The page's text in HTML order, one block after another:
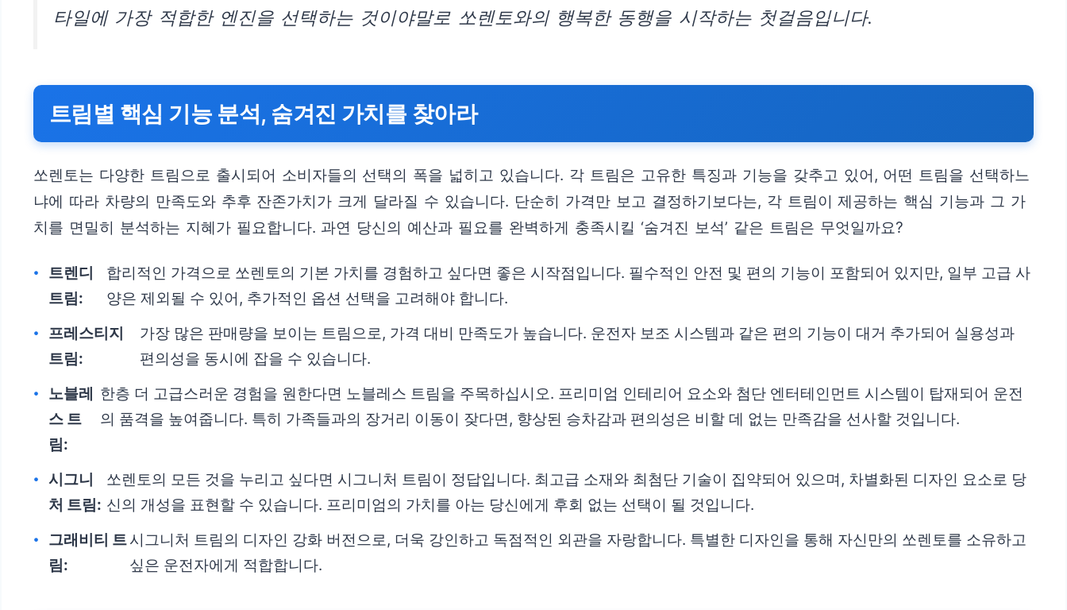
타일에 가장 적합한 엔진을 선택하는 것이야말로 쏘렌토와의 행복한 동행을 시작하는 첫걸음입니다.
트림별 핵심 기능 분석, 숨겨진 가치를 찾아라
쏘렌토는 다양한 트림으로 출시되어 소비자들의 선택의 폭을 넓히고 있습니다. 각 트림은 고유한 특징과 기능을 갖추고 있어, 어떤 트림을 선택하느
냐에 따라 차량의 만족도와 추후 잔존가치가 크게 달라질 수 있습니다. 단순히 가격만 보고 결정하기보다는, 각 트림이 제공하는 핵심 기능과 그 가
치를 면밀히 분석하는 지혜가 필요합니다. 과연 당신의 예산과 필요를 완벽하게 충족시킬 ‘숨겨진 보석’ 같은 트림은 무엇일까요?
트렌디
트림:
합리적인 가격으로 쏘렌토의 기본 가치를 경험하고 싶다면 좋은 시작점입니다. 필수적인 안전 및 편의 기능이 포함되어 있지만, 일부 고급 사
양은 제외될 수 있어, 추가적인 옵션 선택을 고려해야 합니다.
프레스티지
트림:
가장 많은 판매량을 보이는 트림으로, 가격 대비 만족도가 높습니다. 운전자 보조 시스템과 같은 편의 기능이 대거 추가되어 실용성과
편의성을 동시에 잡을 수 있습니다.
노블레
스 트
림:
한층 더 고급스러운 경험을 원한다면 노블레스 트림을 주목하십시오. 프리미엄 인테리어 요소와 첨단 엔터테인먼트 시스템이 탑재되어 운전
의 품격을 높여줍니다. 특히 가족들과의 장거리 이동이 잦다면, 향상된 승차감과 편의성은 비할 데 없는 만족감을 선사할 것입니다.
시그니
처 트림:
쏘렌토의 모든 것을 누리고 싶다면 시그니처 트림이 정답입니다. 최고급 소재와 최첨단 기술이 집약되어 있으며, 차별화된 디자인 요소로 당
신의 개성을 표현할 수 있습니다. 프리미엄의 가치를 아는 당신에게 후회 없는 선택이 될 것입니다.
그래비티 트
림:
시그니처 트림의 디자인 강화 버전으로, 더욱 강인하고 독점적인 외관을 자랑합니다. 특별한 디자인을 통해 자신만의 쏘렌토를 소유하고
싶은 운전자에게 적합합니다.